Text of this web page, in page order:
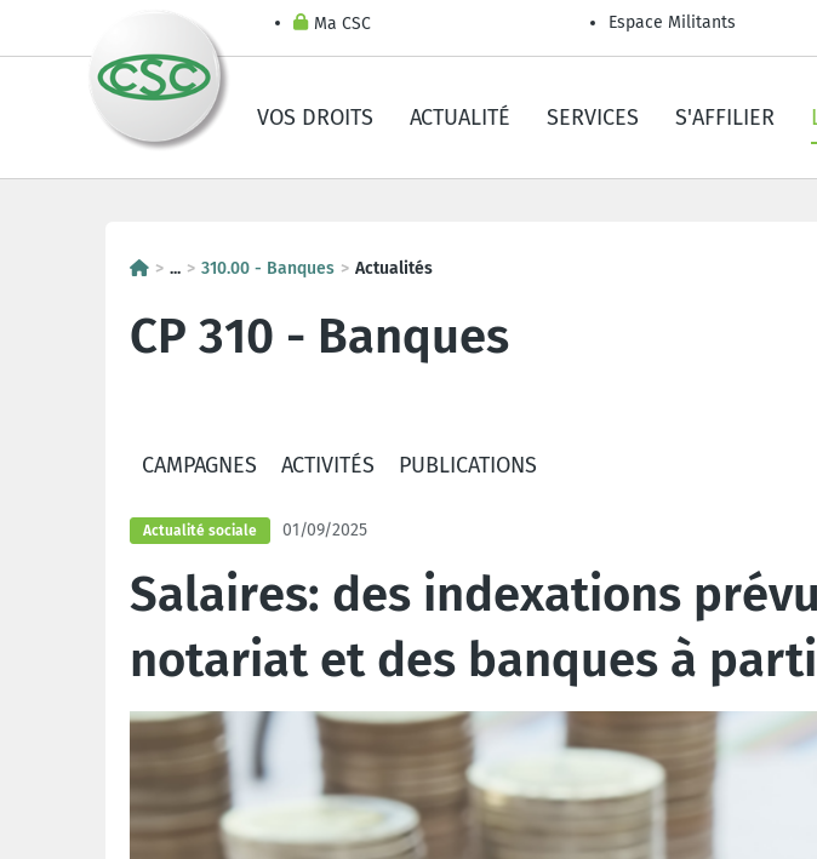
Ma CSC Espace Militants
VOS DROITS ACTUALITÉ SERVICES S'AFFILIER
... 310.00 - Banques Actualités
CP 310 - Banques
CAMPAGNES ACTIVITÉS PUBLICATIONS
Actualité sociale 01/09/2025
Salaires: des indexations
notariat et des banques à